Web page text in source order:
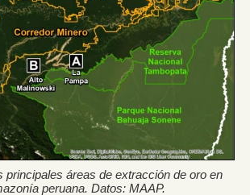
principales áreas de extracción de oro en
peruana. Datos: MAAP.